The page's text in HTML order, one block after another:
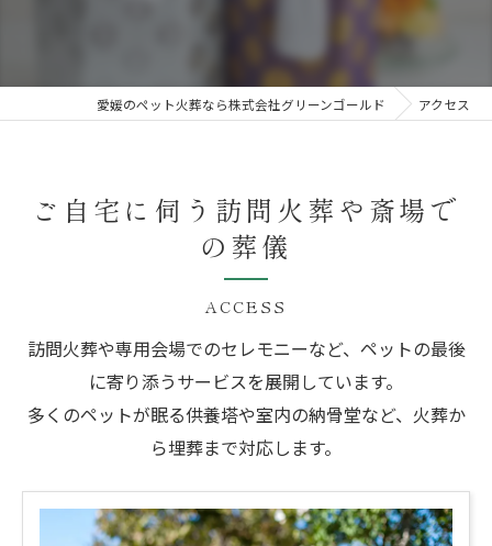
愛媛のペット火葬なら株式会社グリーンゴールド アクセス
ACCESS
ご自宅に伺う訪問火葬や斎場で
の葬儀
訪問火葬や専用会場でのセレモニーなど、ペットの最後
に寄り添うサービスを展開しています。
多くのペットが眠る供養塔や室内の納骨堂など、火葬か
ら埋葬まで対応します。